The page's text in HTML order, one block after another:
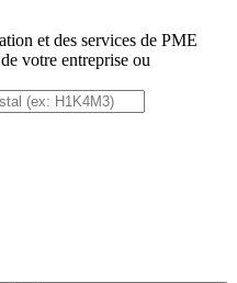
et des services de PME
votre entreprise ou